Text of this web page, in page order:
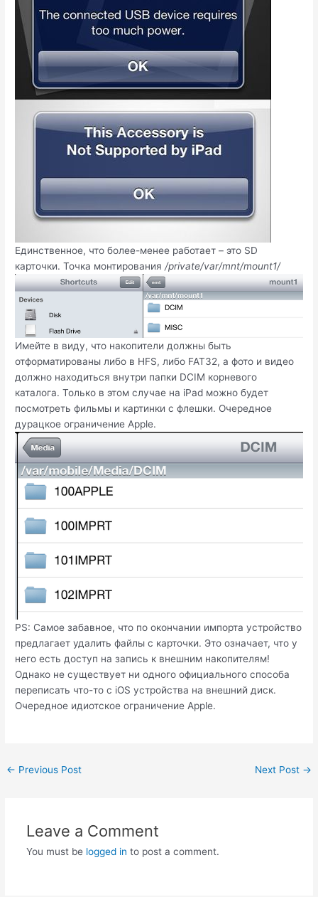
Единственное, что более-менее работает – это SD
карточки. Точка монтирования/private/var/mnt/mount1/
Имейте в виду, что накопители должны быть
отформатированы либо в HFS, либо FAT32, а фото и видео
должно находиться внутри папки DCIM корневого
каталога. Только в этом случае на iPad можно будет
посмотреть фильмы и картинки с флешки. Очередное
дурацкое ограничение Apple.
PS: Самое забавное, что по окончании импорта устройство
предлагает удалить файлы с карточки. Это означает, что у
него есть доступ на запись к внешним накопителям!
Однако не существует ни одного официального способа
переписать что-то с iOS устройства на внешний диск.
Очередное идиотское ограничение Apple.
Post
← Previous Post Next Post →
Leave a Comment
You must be logged in to post a comment.